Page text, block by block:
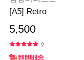
[A5] Retro
5,500
9